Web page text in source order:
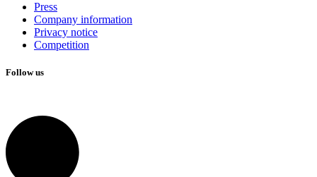
Press
Company information
Privacy notice
Competition
Follow us